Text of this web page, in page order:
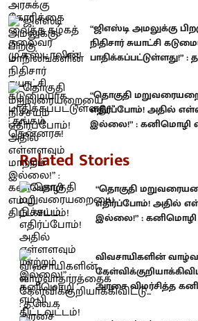
“ஜிஎஸ்டி அமலுக்கு
நிதிசார் சுயாட்சி
பாதிக்கப்பட்டுள்ளது!”
“தொகுதி
எதிர்ப்போம்! அதில்
இல்லை!” : கனிமொழி
Related Stories
“தொகுதி
எதிர்ப்போம்! அதில்
இல்லை!” : கனிமொழி
விவசாயிகளின்
அரசை விமர்சித்த